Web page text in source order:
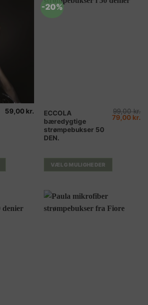
varesiden
59,00 kr.
-20%
ECCOLA
bæredygtige
strømpebukser 50
DEN.
99,00kr.
Den
79,00 kr.
VÆLG MULIGHEDER
Dette
vare
har
Mulighederne
kan
på
varesiden